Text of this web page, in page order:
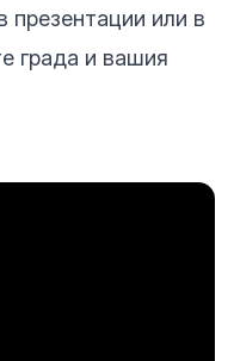
презентации или в
града и вашия